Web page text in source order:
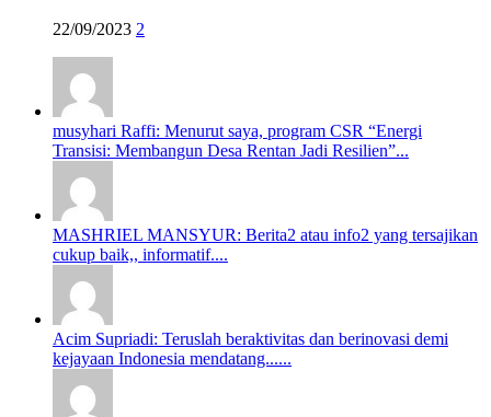
22/09/2023 2
musyhari Raffi: Menurut saya, program CSR “Energi
Transisi: Membangun Desa Rentan Jadi Resilien”...
MASHRIEL MANSYUR: Berita2 atau info2 yang tersajikan
cukup baik,, informatif....
Acim Supriadi: Teruslah beraktivitas dan berinovasi demi
kejayaan Indonesia mendatang......